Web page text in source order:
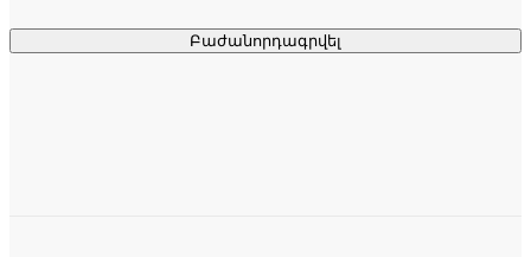
Բաժանորդագրվել